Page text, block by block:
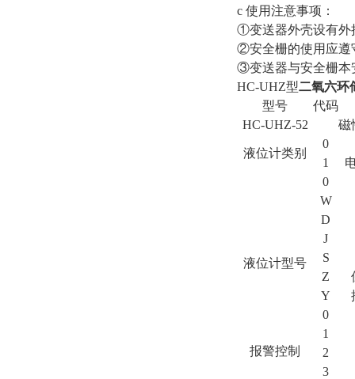
c 使用注意事项：
①变送器外壳设有外
②安全栅的使用应遵
③变送器与安全栅本
HC-UHZ型二氧六环
型号
代码
HC-UHZ-52
磁
液位计类别
0
1
液位计型号
0
W
D
J
S
Z
Y
报警控制
0
1
2
3